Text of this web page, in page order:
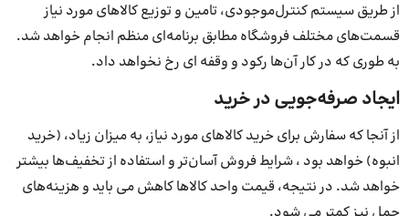
از طریق سیستم کنترل‌موجودی، تامین و توزیع کالاهای مورد نیاز
قسمت‌های مختلف فروشگاه مطابق برنامه‌ای منظم انجام خواهد شد.
به طوری که در کار آن‌ها رکود و وقفه ای رخ نخواهد داد.
ایجاد صرفه‌جویی در خرید
از آنجا که سفارش برای خرید کالاهای مورد نیاز، به میزان زیاد، (خرید
انبوه) خواهد بود ، شرایط فروش آسان‌تر و استفاده از تخفیف‌ها بیشتر
خواهد شد. در نتیجه، قیمت واحد کالاها کاهش می باید و هزینه‌های